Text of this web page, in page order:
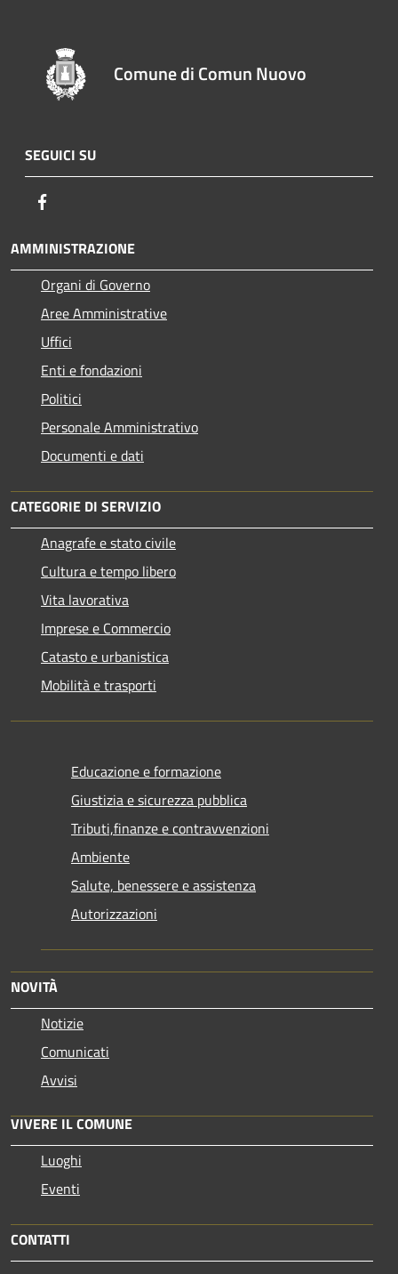
Comune di Comun Nuovo
SEGUICI SU
AMMINISTRAZIONE
Organi di Governo
Aree Amministrative
Uffici
Enti e fondazioni
Politici
Personale Amministrativo
Documenti e dati
CATEGORIE DI SERVIZIO
Anagrafe e stato civile
Cultura e tempo libero
Vita lavorativa
Imprese e Commercio
Catasto e urbanistica
Mobilità e trasporti
Educazione e formazione
Giustizia e sicurezza pubblica
Tributi,finanze e contravvenzioni
Ambiente
Salute, benessere e assistenza
Autorizzazioni
NOVITÀ
Notizie
Comunicati
Avvisi
VIVERE IL COMUNE
Luoghi
Eventi
CONTATTI